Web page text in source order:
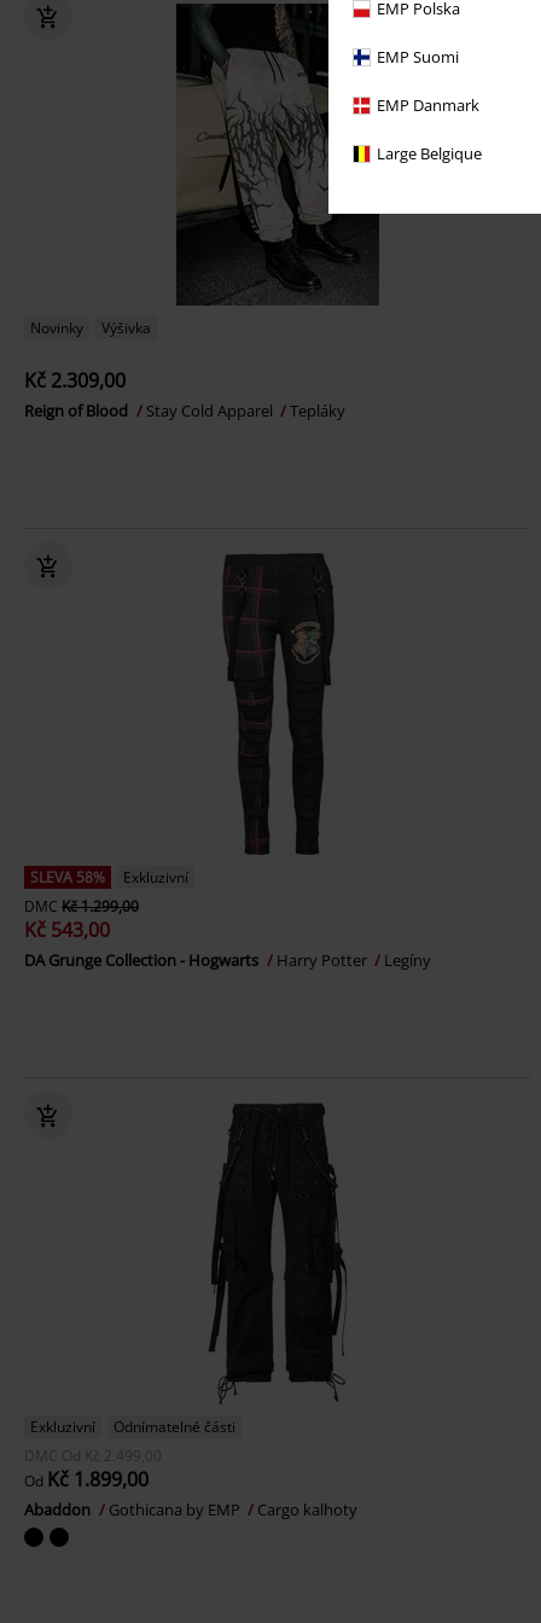
EMP Polska
EMP Suomi
EMP Danmark
Large Belgique
Novinky Výšivka
Kč 2.309,00
Reign of Blood Stay Cold Apparel Tepláky
SLEVA 58%
Exkluzivní
DMC Kč 1.299,00
Kč 543,00
DA Grunge Collection - Hogwarts Harry Potter Legíny
Exkluzivní
Odnímatelné části
DMC Od Kč 2.499,00
Od Kč 1.899,00
Abaddon Gothicana by EMP Cargo kalhoty